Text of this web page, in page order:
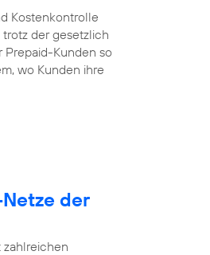
Kostenkontrolle
trotz der gesetzlich
Kunden so
wo Kunden ihre
der
zahlreichen